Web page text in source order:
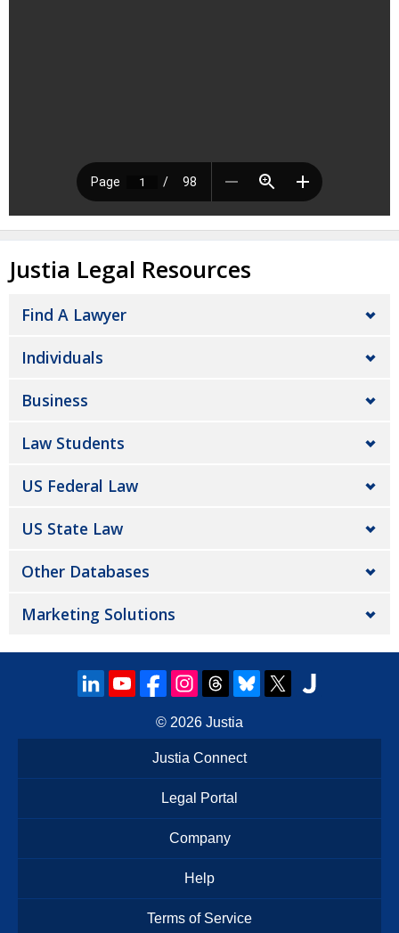
Justia Legal Resources
Find A Lawyer
Individuals
Business
Law Students
US Federal Law
US State Law
Other Databases
Marketing Solutions
© 2026 Justia
Justia Connect
Legal Portal
Company
Help
Terms of Service